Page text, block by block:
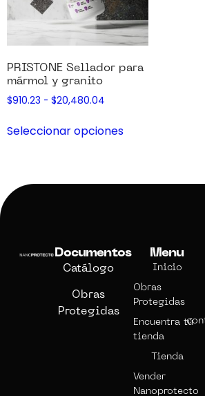
PRISTONE Sellador para
mármol y granito
$910.23 - $20,480.04
Seleccionar opciones
Documentos
Catálogo
Obras
Protegidas
Menu
Inicio
Obras
Protegidas
Encuentra tú
tienda
Tienda
Vender
Nanoprotecto